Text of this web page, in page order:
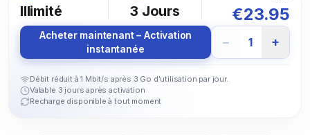
Illimité 3 Jours €23.95
Acheter maintenant – Activation
instantanée
− 1 +
Débit réduit à 1 Mbit/s après 3 Go d'utilisation par jour.
Valable 3 jours après activation
Recharge disponible à tout moment